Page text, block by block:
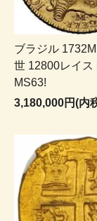
ブラジル
世 12800レイス
MS63!
3,180,000円(内